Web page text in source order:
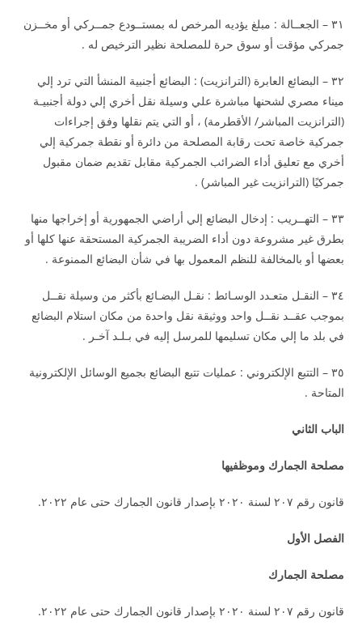
٣١ – الجعــالة : مبلغ يؤديه المرخص له بمستــودع جمــركي أو مخــزن
جمركي مؤقت أو سوق حرة للمصلحة نظير الترخيص له .
٣٢ – البضائع العابرة (الترانزيت) : البضائع أجنبية المنشأ التي ترد إلي
ميناء مصري لشحنها مباشرة علي وسيلة نقل أخري إلي دولة أجنبيـة
(الترانزيت المباشر/ الأقطرمة) ، أو التي يتم نقلها وفق إجراءات
جمركية خاصة تحت رقابة المصلحة من دائرة أو نقطة جمركية إلي
أخري مع تعليق أداء الضرائب الجمركية مقابل تقديم ضمان مقبول
جمركيًا (الترانزيت غير المباشر) .
٣٣ – التهــريب : إدخال البضائع إلي أراضي الجمهورية أو إخراجها منها
بطرق غير مشروعة دون أداء الضريبة الجمركية المستحقة عنها كلها أو
بعضها أو بالمخالفة للنظم المعمول بها في شأن البضائع الممنوعة .
٣٤ – النقـل متعـدد الوسـائط : نقـل البضـائع بأكثر من وسيلة نقــل
بموجب عقــد نقــل واحد ووثيقة نقل واحدة من مكان استلام البضائع
في بلد ما إلي مكان تسليمها للمرسل إليه في بـلـد آخـر .
٣٥ – التتبع الإلكتروني : عمليات تتبع البضائع بجميع الوسائل الإلكترونية
المتاحة .
الباب الثاني
مصلحة الجمارك وموظفيها
قانون رقم ٢٠٧ لسنة ٢٠٢٠ بإصدار قانون الجمارك حتى عام ٢٠٢٢.
الفصل الأول
مصلحة الجمارك
قانون رقم ٢٠٧ لسنة ٢٠٢٠ بإصدار قانون الجمارك حتى عام ٢٠٢٢.